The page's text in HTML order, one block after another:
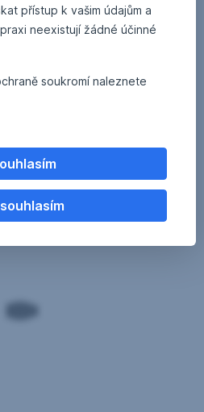
přístup k vašim údajům a
neexistují žádné účinné
soukromí naleznete